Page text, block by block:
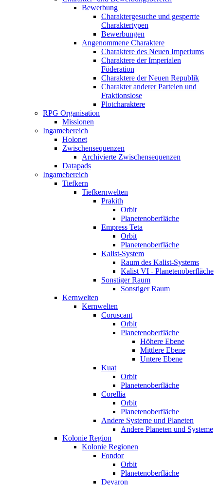
Bewerbung
Charaktergesuche und gesperrte
Charaktertypen
Bewerbungen
Angenommene Charaktere
Charaktere des Neuen Imperiums
Charaktere der Imperialen
Föderation
Charaktere der Neuen Republik
Charakter anderer Parteien und
Fraktionslose
Plotcharaktere
RPG Organisation
Missionen
Ingamebereich
Holonet
Zwischensequenzen
Archivierte Zwischensequenzen
Datapads
Ingamebereich
Tiefkern
Tiefkernwelten
Prakith
Orbit
Planetenoberfläche
Empress Teta
Orbit
Planetenoberfläche
Kalist-System
Raum des Kalist-Systems
Kalist VI - Planetenoberfläche
Sonstiger Raum
Sonstiger Raum
Kernwelten
Kernwelten
Coruscant
Orbit
Planetenoberfläche
Höhere Ebene
Mittlere Ebene
Untere Ebene
Kuat
Orbit
Planetenoberfläche
Corellia
Orbit
Planetenoberfläche
Andere Systeme und Planeten
Andere Planeten und Systeme
Kolonie Region
Kolonie Regionen
Fondor
Orbit
Planetenoberfläche
Devaron